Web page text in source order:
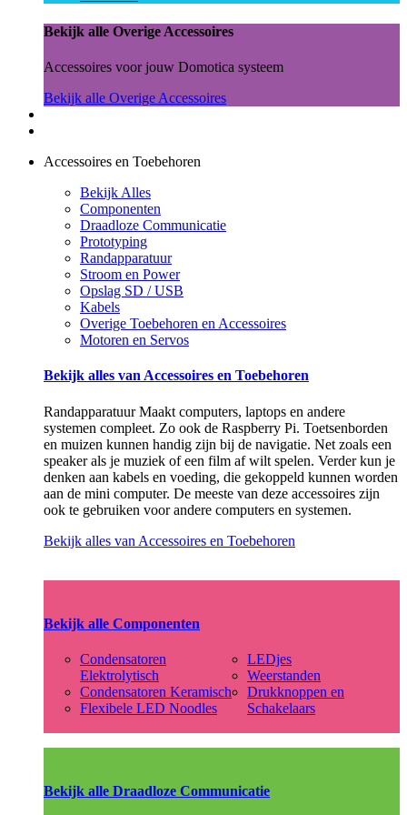
Bekijk alle Overige Accessoires
Accessoires voor jouw Domotica systeem
Bekijk alle Overige Accessoires
Accessoires en Toebehoren
Bekijk Alles
Componenten
Draadloze Communicatie
Prototyping
Randapparatuur
Stroom en Power
Opslag SD / USB
Kabels
Overige Toebehoren en Accessoires
Motoren en Servos
Bekijk alles van Accessoires en Toebehoren
Randapparatuur Maakt computers, laptops en andere
systemen compleet. Zo ook de Raspberry Pi. Toetsenborden
en muizen kunnen handig zijn bij de navigatie. Net zoals een
speaker als je muziek of een film af wilt spelen. Verder kun je
denken aan kabels en voeding, die gekoppeld kunnen worden
aan de mini computer. De meeste van deze accessoires zijn
ook te gebruiken voor andere computers en systemen.
Bekijk alles van Accessoires en Toebehoren
Bekijk alle Componenten
Condensatoren
Elektrolytisch
Condensatoren Keramisch
Flexibele LED Noodles
LEDjes
Weerstanden
Drukknoppen en
Schakelaars
Bekijk alle Draadloze Communicatie